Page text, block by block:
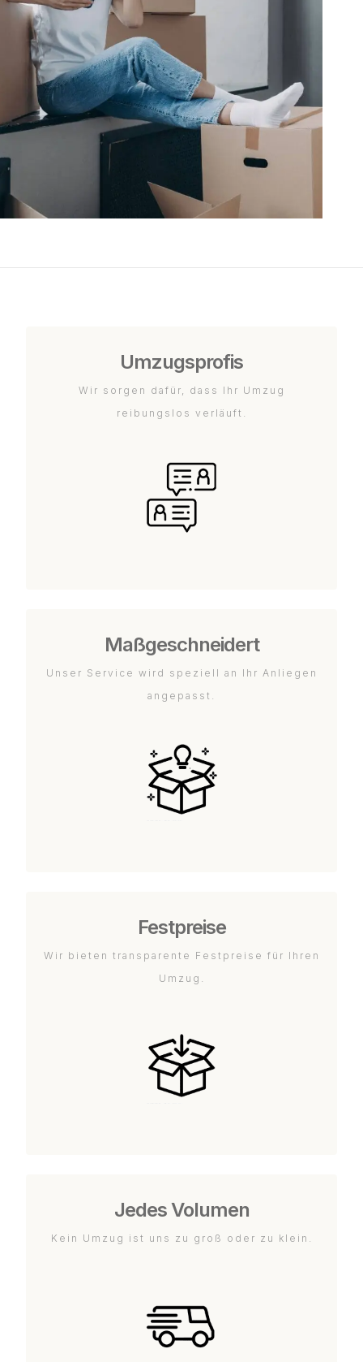
Umzugsprofis
Wir sorgen dafür, dass Ihr Umzug
reibungslos verläuft.
Maßgeschneidert
Unser Service wird speziell an Ihr Anliegen
angepasst.
Festpreise
Wir bieten transparente Festpreise für Ihren
Umzug.
Jedes Volumen
Kein Umzug ist uns zu groß oder zu klein.